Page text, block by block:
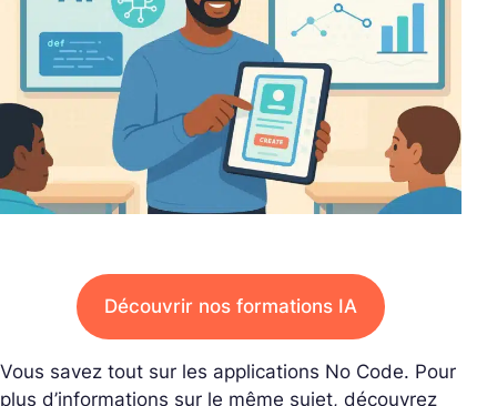
Découvrir nos formations IA
Vous savez tout sur les applications No Code. Pour
plus d’informations sur le même sujet, découvrez